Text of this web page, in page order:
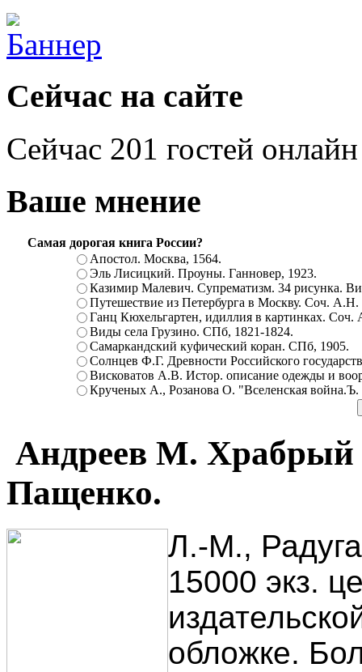
Сейчас на сайте
Сейчас 201 гостей онлайн
Ваше мнение
Самая дорогая книга России?
Апостол. Москва, 1564.
Эль Лисицкий. Проуны. Ганновер, 1923.
Казимир Малевич. Супрематизм. 34 рисунка.
Путешествие из Петербурга в Москву. Соч.
Ганц Кюхельгартен, идиллия в картинках.
Виды села Грузино. СПб, 1821-1824.
Самаркандский куфический коран. СПб, 1905.
Солнцев Ф.Г. Древности Российского
Висковатов А.В. Истор. описание одежды и
Крученых А., Розанова О. "Вселенская
Андреев М. Храбрый
Пащенко.
Л.-М.,
15000 экз.
обложке.